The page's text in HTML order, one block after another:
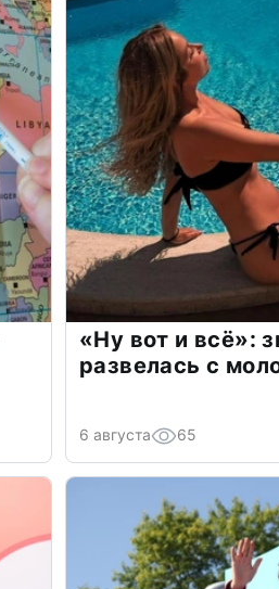
«Ну вот и всё»:
развелась с
6 августа 65